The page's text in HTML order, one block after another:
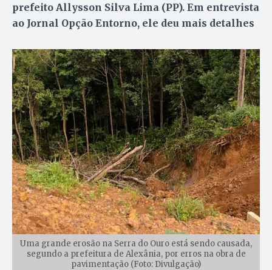
prefeito Allysson Silva Lima (PP). Em entrevista
ao Jornal Opção Entorno, ele deu mais detalhes
Uma grande erosão na Serra do Ouro está sendo causada,
segundo a prefeitura de Alexânia, por erros na obra de
pavimentação (Foto: Divulgação)